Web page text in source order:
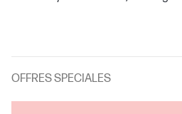
OFFRES SPECIALES